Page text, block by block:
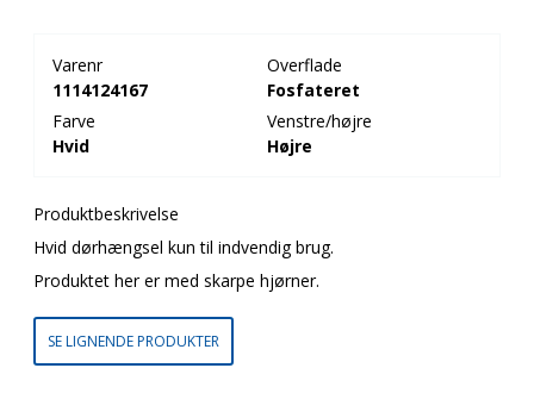
Varenr
1114124167
Overflade
Fosfateret
Farve
Hvid
Venstre/højre
Højre
Produktbeskrivelse
Hvid dørhængsel kun til indvendig brug.
Produktet her er med skarpe hjørner.
SE LIGNENDE PRODUKTER